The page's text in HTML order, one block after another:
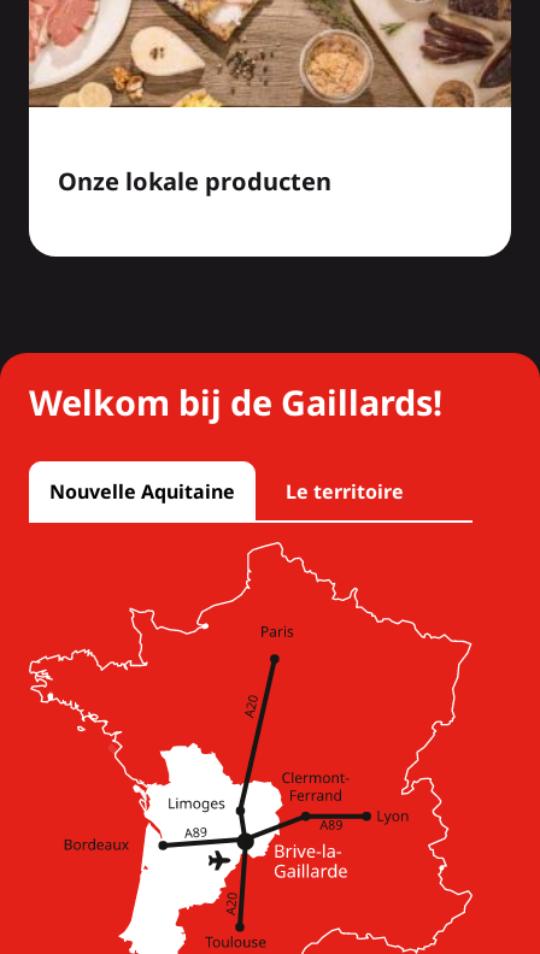
Onze lokale producten
Welkom bij de Gaillards!
Nouvelle Aquitaine Le territoire